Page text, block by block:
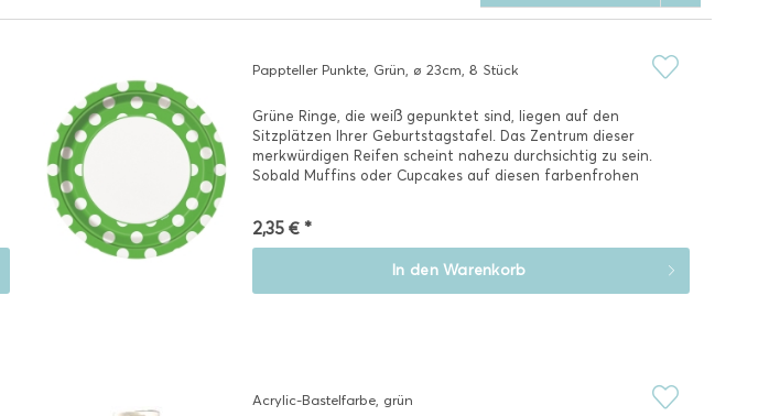
Pappteller Punkte, Grün, ø 23cm, 8 Stück
Grüne Ringe, die weiß gepunktet sind, liegen auf den
Sitzplätzen Ihrer Geburtstagstafel. Das Zentrum dieser
merkwürdigen Reifen scheint nahezu durchsichtig zu sein.
Sobald Muffins oder Cupcakes auf diesen farbenfrohen
2,35 € *
In den Warenkorb
Acrylic-Bastelfarbe, grün